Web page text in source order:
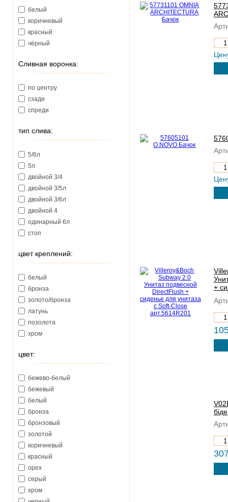
белый
коричневый
красный
чёрный
Сливная воронка:
по центру
сзади
спреди
тип слива:
5/6л
5л
двойной 3/4
двойной 3/5л
двойной 3/6л
двойной 4
одинарный 6л
стоп
цвет креплений:
белый
бронза
золото/бронза
латунь
позолота
хром
цвет:
бежево-белый
бежевый
белый
бронза
бронзовый
золотой
коричневый
красный
орех
серый
хром
+
бiде